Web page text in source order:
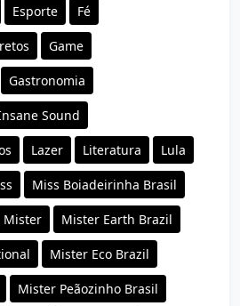
Esporte Fé
Game
Gastronomia
Sound
Lazer Literatura Lula
Miss Boiadeirinha Brasil
Mister Mister Earth Brazil
Mister Eco Brazil
Mister Peãozinho Brasil